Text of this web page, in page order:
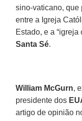
sino-vaticano, que
entre a Igreja
Estado, e a
Santa Sé.
William McGurn,
presidente dos
artigo de opinião